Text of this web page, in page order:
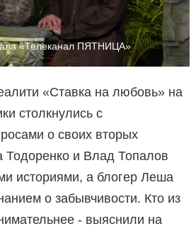
«Телеканал ПЯТНИЦА»
«Ставка на любовь» на
столкнулись с
о своих вторых
Тодоренко и Влад Топалов
историями, а блогер Леша
о забывчивости. Кто из
- выяснили на